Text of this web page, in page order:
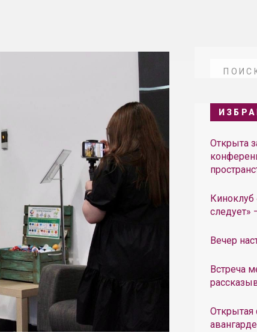
Открыта
следует»
Вечер
Встреча
Открытая